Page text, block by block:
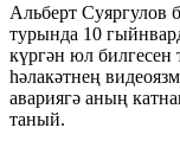
Альберт Суяргулов
турында 10
күргән юл билгесен
һәлакәтнең
авариягә аның
таный.